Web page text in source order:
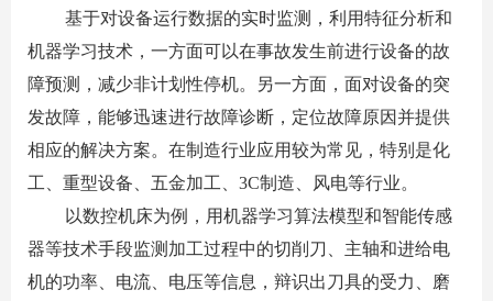
基于对设备运行数据的实时监测，利用特征分析和
机器学习技术，一方面可以在事故发生前进行设备的故
障预测，减少非计划性停机。另一方面，面对设备的突
发故障，能够迅速进行故障诊断，定位故障原因并提供
相应的解决方案。在制造行业应用较为常见，特别是化
工、重型设备、五金加工、 3C制造、风电等行业。
以数控机床为例，用机器学习算法模型和智能传感
器等技术手段监测加工过程中的切削刀、主轴和进给电
机的功率、电流、电压等信息，辩识出刀具的受力、磨